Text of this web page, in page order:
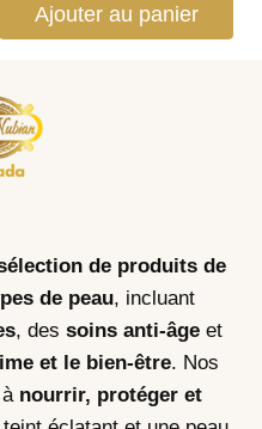
Ajouter au panier
de produits de
de peau, incluant
, des soins anti-âge et
et le bien-être. Nos
nourrir, protéger et